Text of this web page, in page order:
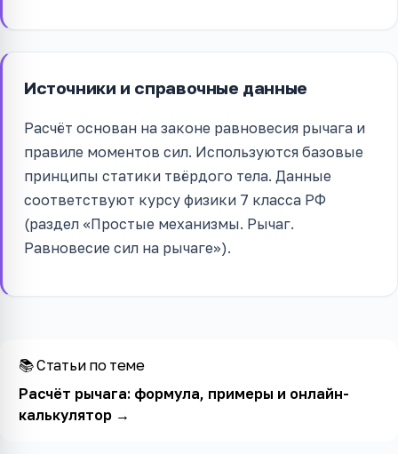
Источники и справочные данные
Расчёт основан на законе равновесия рычага и
правиле моментов сил. Используются базовые
принципы статики твёрдого тела. Данные
соответствуют курсу физики 7 класса РФ
(раздел «Простые механизмы. Рычаг.
Равновесие сил на рычаге»).
📚 Статьи по теме
Расчёт рычага: формула, примеры и онлайн-
калькулятор→